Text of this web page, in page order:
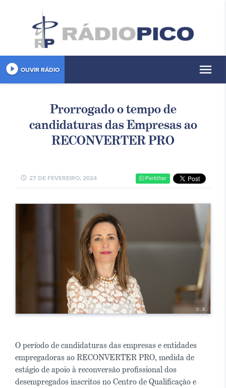
play_circle_filled OUVIR RÁDIO menu
Prorrogado o tempo de
candidaturas das Empresas ao
RECONVERTER PRO
schedule 27 DE FEVEREIRO, 2024 Partilhar
O período de candidaturas das empresas e entidades
empregadoras ao RECONVERTER PRO, medida de
estágio de apoio à reconversão profissional dos
desempregados inscritos no Centro de Qualificação e